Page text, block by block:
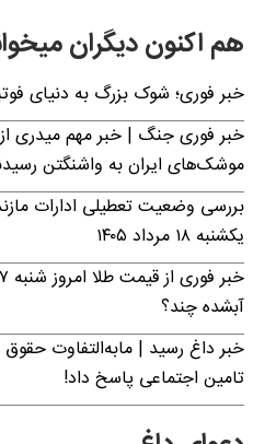
هم اکنون دیگران
خبر فوری؛‌ شوک بزرگ به دنیای
خبر فوری جنگ | خبر مهم میدری
موشک‌های ایران به واشنگتن
بررسی وضعیت تعطیلی ادارات
یکشنبه ۱۸ مرداد ۱۴۰۵
آبشده چند؟
خبر داغ رسید | مابه‌التفاوت
تامین اجتماعی پاسخ داد!